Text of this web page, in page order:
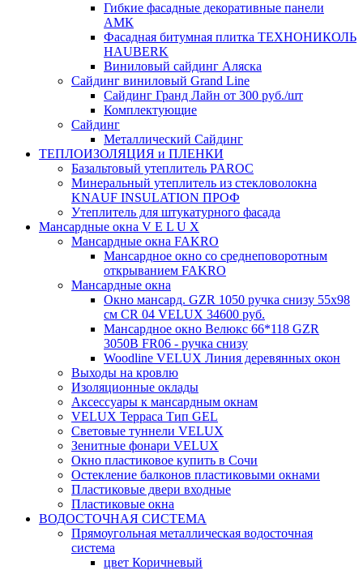
Гибкие фасадные декоративные панели
АМК
Фасадная битумная плитка ТЕХНОНИКОЛЬ
HAUBERK
Виниловый сайдинг Аляска
Сайдинг виниловый Grand Line
Сайдинг Гранд Лайн от 300 руб./шт
Комплектующие
Сайдинг
Металлический Сайдинг
ТЕПЛОИЗОЛЯЦИЯ и ПЛЕНКИ
Базальтовый утеплитель PAROC
Минеральный утеплитель из стекловолокна
KNAUF INSULATION ПРОФ
Утеплитель для штукатурного фасада
Мансардные окна V E L U X
Мансардные окна FAKRO
Мансардное окно со среднеповоротным
открыванием FAKRO
Мансардные окна
Окно мансард. GZR 1050 ручка снизу 55х98
см CR 04 VELUX 34600 руб.
Мансардное окно Велюкс 66*118 GZR
3050B FR06 - ручка снизу
Woodline VELUX Линия деревянных окон
Выходы на кровлю
Изоляционные оклады
Аксессуары к мансардным окнам
VELUX Терраса Тип GEL
Световые туннели VELUX
Зенитные фонари VELUX
Окно пластиковое купить в Сочи
Остекление балконов пластиковыми окнами
Пластиковые двери входные
Пластиковые окна
ВОДОСТОЧНАЯ СИСТЕМА
Прямоугольная металлическая водосточная
система
цвет Коричневый